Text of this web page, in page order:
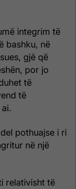
integrim të
bashku, në
gjë që
por jo
të
të
pothuajse i ri
në një
relativisht të